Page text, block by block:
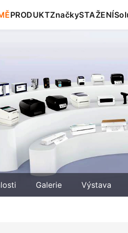
PRODUKTZnačkySTAŽENÍ
Galerie Výstava